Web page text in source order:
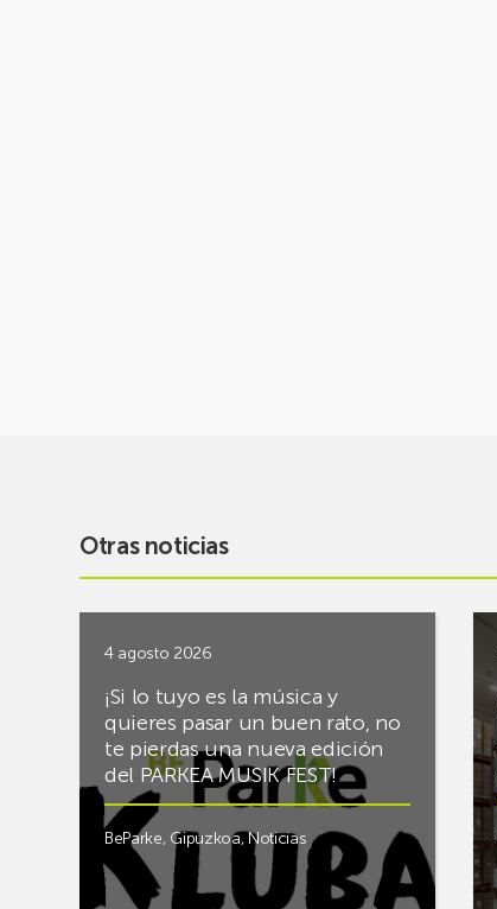
Otras noticias
4 agosto 2026
¡Si lo tuyo es la música y
quieres pasar un buen rato, no
te pierdas una nueva edición
del PARKEA MUSIK FEST!
BeParke, Gipuzkoa,Noticias